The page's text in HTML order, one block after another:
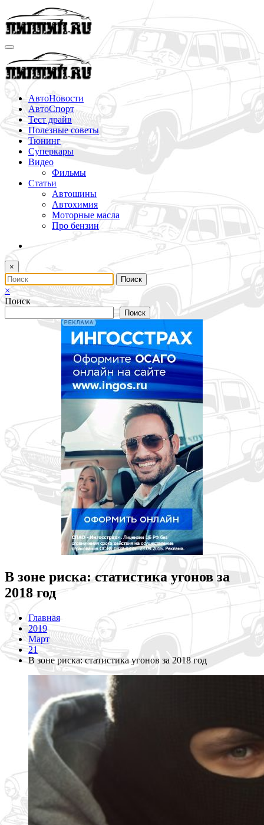
Перейти
к
содержимому
АвтоНовости
АвтоСпорт
Тест драйв
Полезные советы
Тюнинг
Суперкары
Видео
Фильмы
Статьи
Автошины
Автохимия
Моторные масла
Про бензин
×
×
Поиск
Поиск
В зоне риска: статистика угонов за
2018 год
Главная
2019
Март
21
В зоне риска: статистика угонов за 2018 год